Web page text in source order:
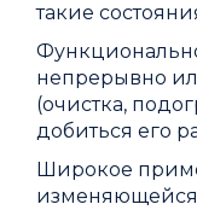
такие
непрерывно
(очистка,
добиться его
Широкое
изменяющейся